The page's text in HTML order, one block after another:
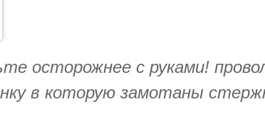
осторожнее с руками!
в которую замотаны